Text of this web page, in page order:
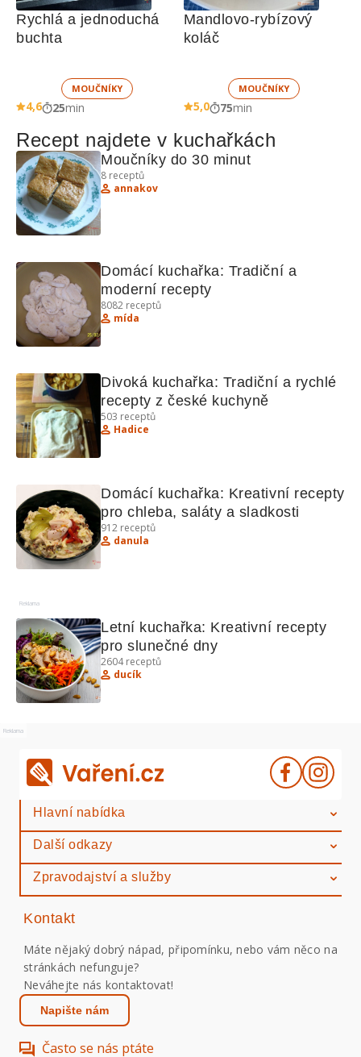
Rychlá a jednoduchá
buchta
MOUČNÍKY
4,6 25min
Mandlovo-rybízový
koláč
MOUČNÍKY
5,0 75min
Recept najdete v kuchařkách
Moučníky do 30 minut
8 receptů
annakov
Domácí kuchařka: Tradiční a
moderní recepty
8082 receptů
mída
Divoká kuchařka: Tradiční a rychlé
recepty z české kuchyně
503 receptů
Hadice
Domácí kuchařka: Kreativní recepty
pro chleba, saláty a sladkosti
912 receptů
danula
Reklama
Letní kuchařka: Kreativní recepty
pro slunečné dny
2604receptů
ducík
Reklama
Hlavní nabídka
Další odkazy
Zpravodajství a služby
Kontakt
Máte nějaký dobrý nápad, připomínku, nebo vám něco na
stránkách nefunguje?
Neváhejte nás kontaktovat!
Napište nám
Často se nás ptáte